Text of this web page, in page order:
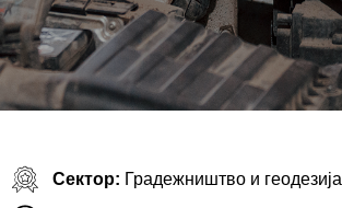
Сектор: Градежништво и геодезија